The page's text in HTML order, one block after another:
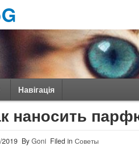
Навігація
наносить
2019 By Goni Filed in Советы